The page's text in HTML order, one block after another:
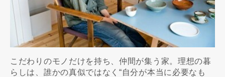
こだわりのモノだけを持ち、仲間が集う家。理想の暮
らしは、誰かの真似ではなく“自分が本当に必要なも